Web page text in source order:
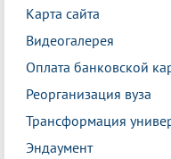
Карта сайта
Видеогалерея
Оплата банковской
Реорганизация вуза
Трансформация
Эндаумент